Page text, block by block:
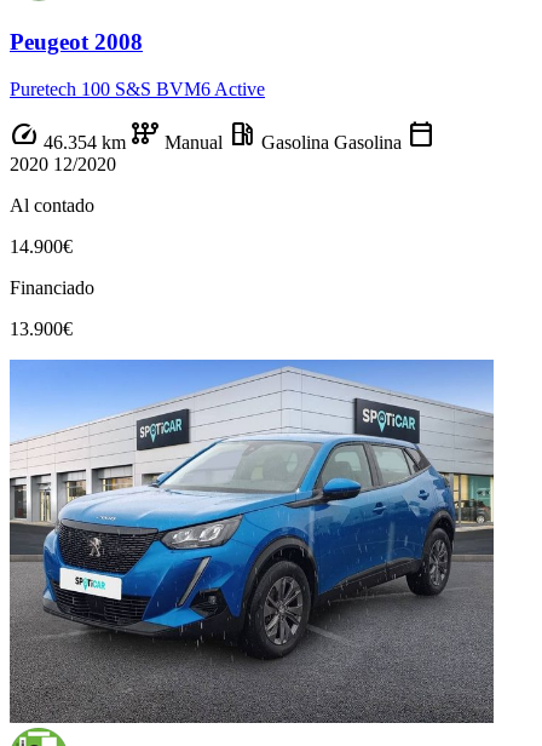
Peugeot 2008
Puretech 100 S&S BVM6 Active
speed 46.354 km auto_transmission Manual local_gas_station Gasolina Gasolina calendar_today
2020 12/2020
Al contado
14.900€
Financiado
13.900€